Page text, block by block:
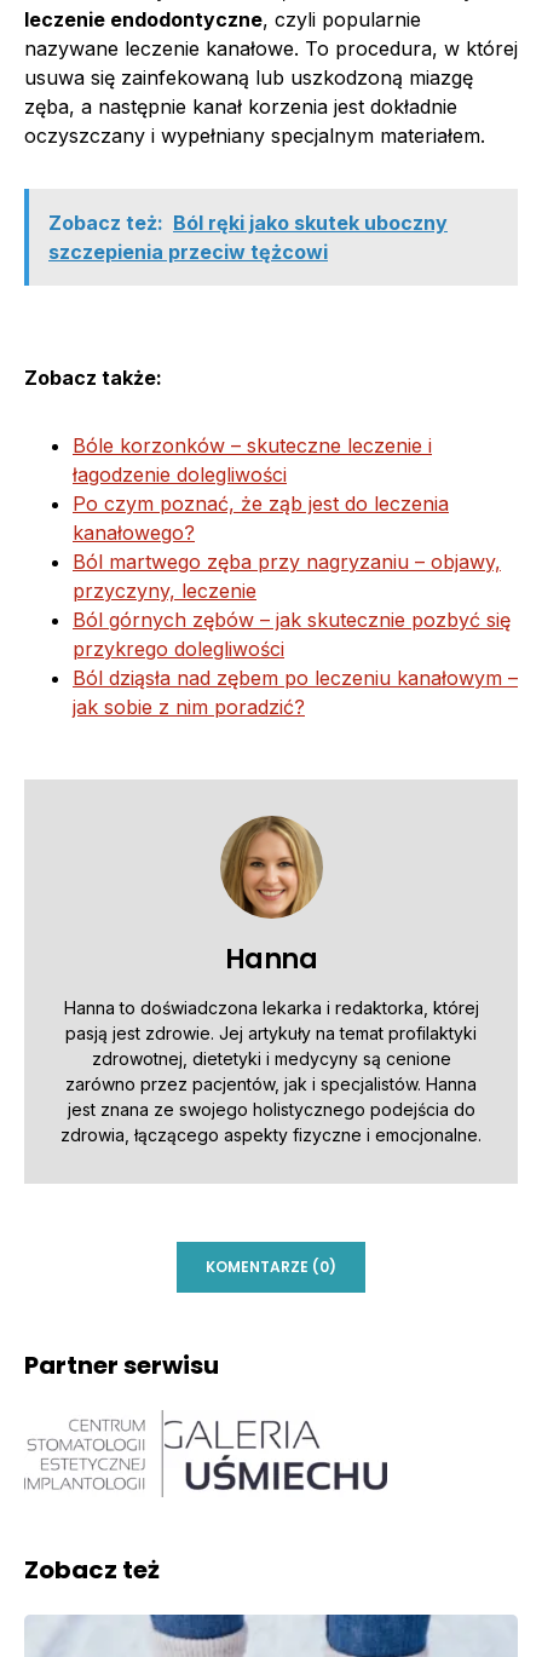
leczenie endodontyczne, czyli popularnie
nazywane leczenie kanałowe. To procedura, w której
usuwa się zainfekowaną lub uszkodzoną miazgę
zęba, a następnie kanał korzenia jest dokładnie
oczyszczany i wypełniany specjalnym materiałem.
Zobacz też: Ból ręki jako skutek uboczny
szczepienia przeciw tężcowi
Zobacz także:
Bóle korzonków – skuteczne leczenie i
łagodzenie dolegliwości
Po czym poznać, że ząb jest do leczenia
kanałowego?
Ból martwego zęba przy nagryzaniu – objawy,
przyczyny, leczenie
Ból górnych zębów – jak skutecznie pozbyć się
przykrego dolegliwości
Ból dziąsła nad zębem po leczeniu kanałowym –
jak sobie z nim poradzić?
Hanna
Hanna to doświadczona lekarka i redaktorka, której
pasją jest zdrowie. Jej artykuły na temat profilaktyki
zdrowotnej, dietetyki i medycyny są cenione
zarówno przez pacjentów, jak i specjalistów. Hanna
jest znana ze swojego holistycznego podejścia do
zdrowia, łączącego aspekty fizyczne i emocjonalne.
KOMENTARZE (0)
Partner serwisu
Zobacz też